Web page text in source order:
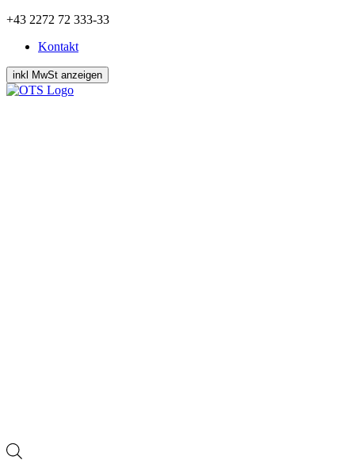
Zum
springen
+43 2272 72 333-33
Kontakt